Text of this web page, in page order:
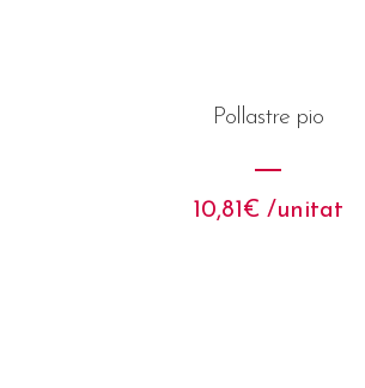
Pollastre pio
10,81€ /unitat